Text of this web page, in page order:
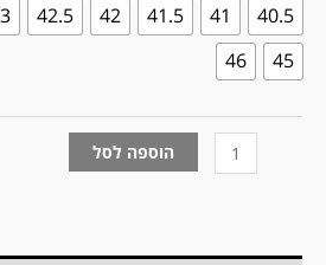
40.5
41
41.5
42
42.5
45
46
הוספה לסל